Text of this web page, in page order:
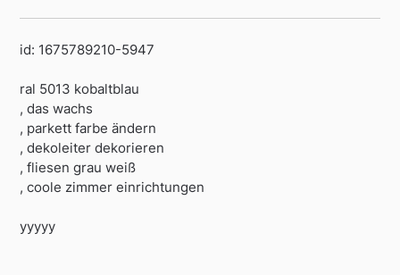
id: 1675789210-5947
ral 5013 kobaltblau
, das wachs
, parkett farbe ändern
, dekoleiter dekorieren
, fliesen grau weiß
, coole zimmer einrichtungen
yyyyy